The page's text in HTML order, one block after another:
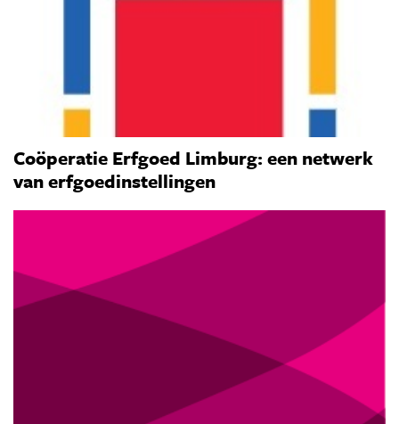
Coöperatie Erfgoed Limburg: een netwerk
van erfgoedinstellingen